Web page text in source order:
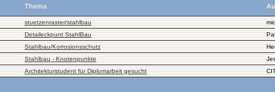
Thema
stuetzenraster/stahlbau
Detaileckpunt StahlBau
Stahlbau/Korrosionsschutz
Stahlbau - Knotenpunkte
Architekturstudent für Diplomarbeit gesucht